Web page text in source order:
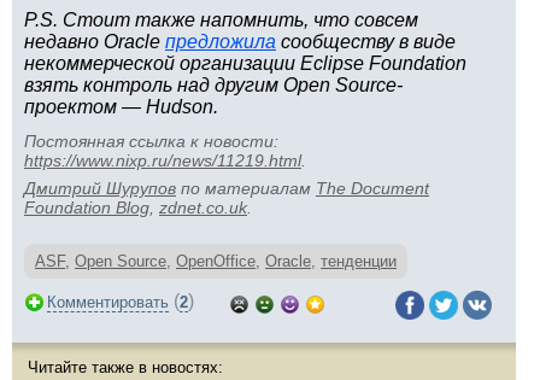
P.S. Стоит также напомнить, что совсем
недавно Oracle предложила сообществу в виде
некоммерческой организации Eclipse Foundation
взять контроль над другим Open Source-
проектом — Hudson.
Постоянная ссылка к новости:
https://www.nixp.ru/news/11219.html.
Дмитрий Шурупов по материалам The Document
Foundation Blog zdnet.co.uk
ASF, Open Source, OpenOffice, Oracle, тенденции
Комментировать (2)
Читайте также в новостях: